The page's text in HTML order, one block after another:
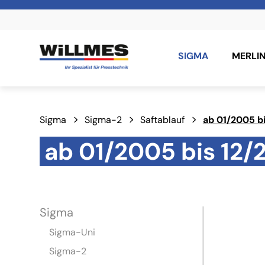
SIGMA
Sigma Sigma-2 Saftablauf ab 01/2005
ab 01/2005 bis 12/
Sigma
Sigma-Uni
Sigma-2